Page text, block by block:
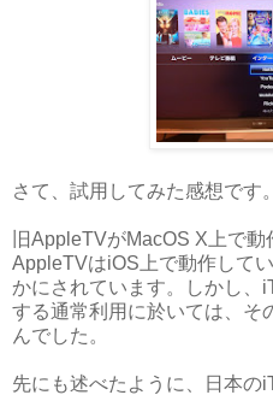
さて、試用してみた感想です。
旧AppleTVがMacOS X上で
AppleTVはiOS上で動作して
かにされています。しかし、
する通常利用に於いては、そ
んでした。
先にも述べたように、日本の